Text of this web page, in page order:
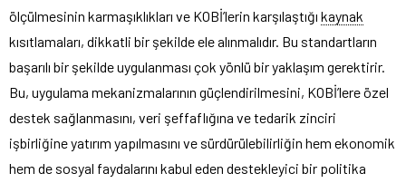
ölçülmesinin karmaşıklıkları ve KOBİ’lerin karşılaştığı kaynak
kısıtlamaları, dikkatli bir şekilde ele alınmalıdır. Bu standartların
başarılı bir şekilde uygulanması çok yönlü bir yaklaşım gerektirir.
Bu, uygulama mekanizmalarının güçlendirilmesini, KOBİ’lere özel
destek sağlanmasını, veri şeffaflığına ve tedarik zinciri
işbirliğine yatırım yapılmasını ve sürdürülebilirliğin hem ekonomik
hem de sosyal faydalarını kabul eden destekleyici bir politika